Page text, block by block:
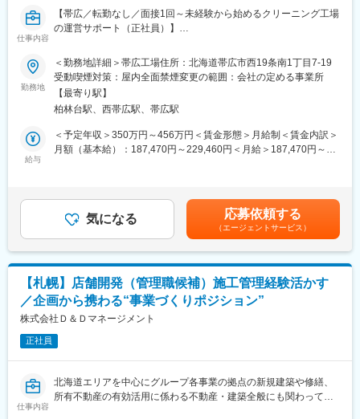
変更の範囲：会社の定める業務
■将来のキャリア：
・経験を積んだ後は、現場リーダー、工場責任者へステップアッ
プ可能。
していきます。
■こんな方にオススメ！
・地元で安定して長く働きたい方
■1日の流れ（例）：
※夜勤はなく、生活リズムを安定させながら働けます。
■働きやすさ：
＃ 転勤なし／帯広で腰を据えて働けます
＃ 繁忙期と閑散期があり、メリハリのある勤務
＃ 正社員／福利厚生充実
■当社の特徴：
(1)1912年創業・創業112年の老舗企業
プライ、ユニフォームレンタル、介護用品のレンタルや住宅改修
等、時代に先駆けて新たな事業を展開しております。さらに直近
仕事内容
【帯広／転勤なし／面接1回～未経験から始めるクリーニング工場
の運営サポート（正社員）】
1912年創業、北海道を代表する老舗クリーニング会社で、工場の
運営を支えるお仕事です。
最初は現場での作業を通じて、工場の流れや仕事の基礎を学ぶと
ころからスタート。将来的には、管理業務にチャレンジいただき
ます。
■仕事内容：
(2)パートスタッフとの連携、作業フォロー
(3)作業状況の確認、簡単な事務・管理業務
★現場にはベテランスタッフも多く、全員を一人で管理する形で
■入社後の流れ：
・入社後は各工程を実際に体験しながら、工場全体の仕事を理解
していただきます。
・工場勤務が初めての方でも、先輩が丁寧に教えるので安心して
働けます。
■将来のキャリア：
・経験を積んだ後は、現場リーダー、工場責任者へステップアッ
プ可能。
勤務地
＜勤務地詳細＞帯広工場住所：北海道帯広市西19条南1丁目7-19
受動喫煙対策：屋内全面禁煙変更の範囲：会社の定める事業所
【最寄り駅】
柏林台駅、西帯広駅、帯広駅
給与
＜予定年収＞350万円～456万円＜賃金形態＞月給制＜賃金内訳＞
月額（基本給）：187,470円～229,460円＜月給＞187,470円～
640万入社18～25年 支店長 520～700万円賃金はあくまでも目
安の金額であり、選考を通じて上下する可能性があります。月給
(月額)は固定手当を含めた表記です。
気になる 応募依頼する
（エージェントサービス）
【札幌】店舗開発（管理職候補）施工管理経験活かす
／企画から携わる“事業づくりポジション”
株式会社Ｄ＆Ｄマネージメント
正社員
仕事内容
北海道エリアを中心にグループ各事業の拠点の新規建築や修繕、
所有不動産の有効活用に係わる不動産・建築全般にも関わってい